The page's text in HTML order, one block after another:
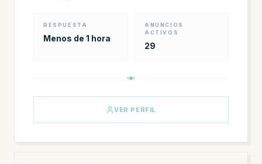
RESPUESTA
Menos de 1 hora
ANUNCIOS
ACTIVOS
29
VER PERFIL